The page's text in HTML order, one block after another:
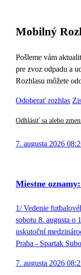
Mobilný
Pošleme vám
pre zvoz odpadu a
Rozhlasu môžete
Odoberať rozhlas
Odhlásiť sa alebo
7. augusta 2026
Miestne
1/ Vedenie
sobotu 8. augusta o
uskutoční
Praha - Spartak
7. augusta 2026